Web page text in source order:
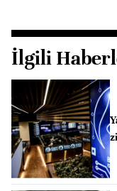
İlgili